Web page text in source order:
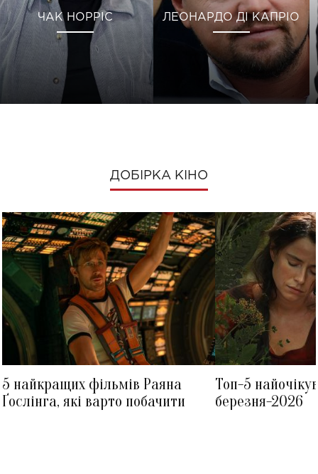
ЧАК НОРРІС ЛЕОНАРДО ДІ КАПРІО
ДОБІРКА КІНО
5 найкращих фільмів Раяна
Ґослінга, які варто побачити
Топ-5
березня-2026